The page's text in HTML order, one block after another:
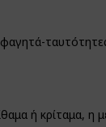
ή κρίταμα, η